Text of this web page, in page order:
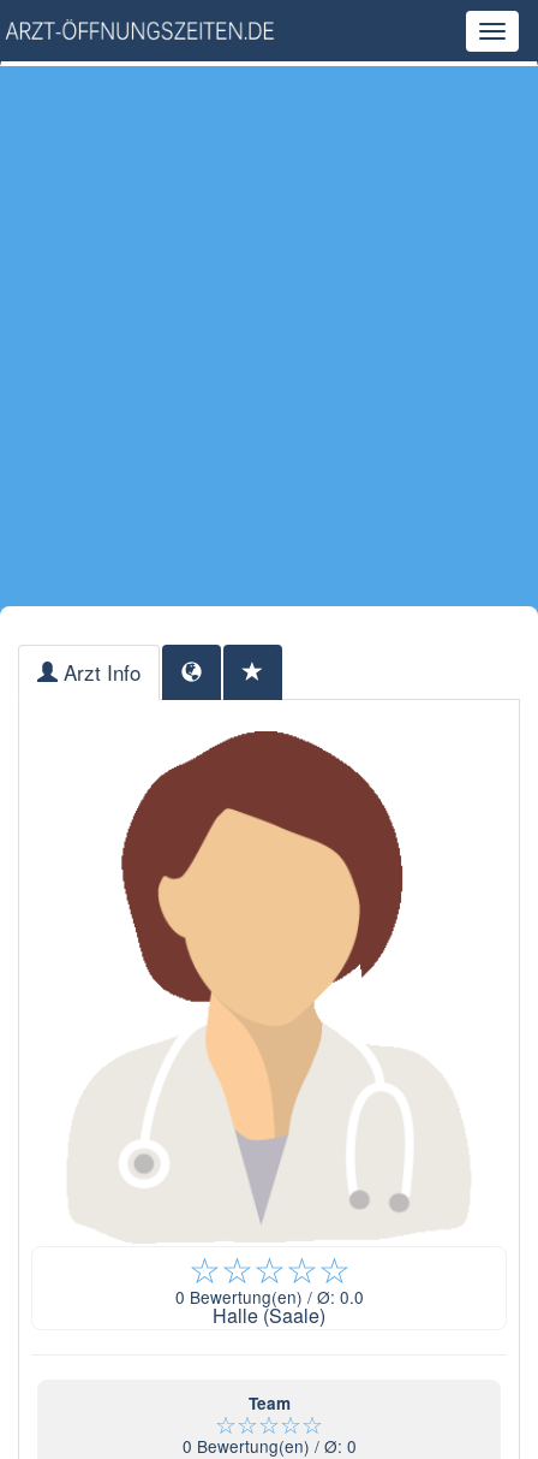
Arzt Info
☆☆☆☆☆
0 Bewertung(en) / Ø: 0.0
Halle (Saale)
Team
☆☆☆☆☆
0 Bewertung(en) / Ø: 0